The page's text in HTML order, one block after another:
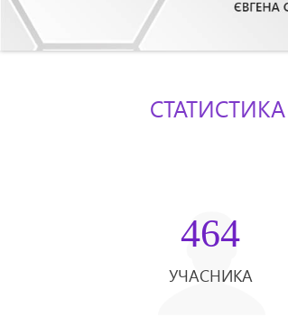
СТАТИСТИКА
464
УЧАСНИКА